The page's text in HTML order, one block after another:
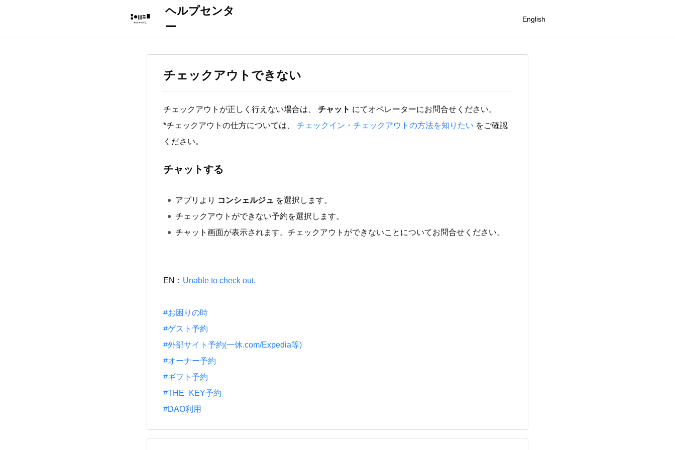
English
チェックアウトできない
チェックアウトが正しく行えない場合は、 チャット にてオペレーターにお問合せください。
*チェックアウトの仕方については、 チェックイン・チェックアウトの方法を知りたい をご確認
ください。
チャットする
アプリより コンシェルジュ を選択します。
チェックアウトができない予約を選択します。
チャット画面が表示されます。チェックアウトができないことについてお問合せください。
EN： Unable to check out.
#お困りの時
#ゲスト予約
#外部サイト予約(一休.com/Expedia等)
#オーナー予約
#ギフト予約
#THE_KEY予約
#DAO利用